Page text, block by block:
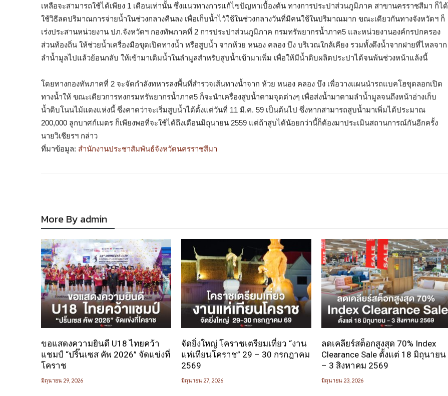
เหลือจะสามารถใช้ได้เพียง 1 เดือนเท่านั้น ซึ่งแนวทางการแก้ไขปัญหาเบื้องต้น ทางการประปาส่วนภูมิภาค สาขานครราชสีมา ก็ได้
ใช้วิธีลดปริมาณการจ่ายน้ำในช่วงกลางคืนลง เพื่อเก็บน้ำไว้ใช้ในช่วงกลางวันที่มีคนใช้ในปริมาณมาก ขณะเดียวกันทางจังหวัดฯ ก็
เร่งประสานหน่วยงาน ปภ.จังหวัดฯ กองทัพภาคที่ 2 การประปาส่วนภูมิภาค กรมทรัพยากรน้ำภาค5 และหน่วยงานองค์กรปกครอง
ส่วนท้องถิ่น ให้ช่วยน้ำเครื่องมือขุดเปิดทางน้ำ หรือสูบน้ำ จากห้วย หนอง คลอง บึง บริเวณใกล้เคียง รวมทั้งดึงน้ำจากฝายที่ไหลจาก
ลำน้ำมูลไปแล้วย้อนกลับ ให้เข้ามาเติมน้ำในลำมูลสำหรับสูบน้ำเข้ามาเพิ่ม เพื่อให้มีน้ำดิบผลิตประปาได้จนพ้นช่วงหน้าแล้งนี้
โดยทางกองทัพภาคที่ 2 จะจัดกำลังทหารลงพื้นที่สำรวจเส้นทางน้ำจาก ห้วย หนอง คลอง บึง เพื่อวางแผนนำรถแบคโฮขุดลอกเปิด
ทางน้ำให้ ขณะเดียวการทงกรมทรัพยากรน้ำภาค5 ก็จะนำเครื่องสูบน้ำตามจุดต่างๆ เพื่อส่งน้ำมาตามลำน้ำมูลจนถึงหน้าอ่างเก็บ
น้ำดิบโนนไม้แดงแห่งนี้ ซึ่งคาดว่าจะเริ่มสูบน้ำได้ตั้งแต่วันที่ 11 มี.ค. 59 เป็นต้นไป ซึ่งหากสามารถสูบน้ำมาเพิ่มได้ประมาณ
200,000 ลูกบาศก์เมตร ก็เพียงพอที่จะใช้ได้ถึงเดือนมิถุนายน 2559 แต่ถ้าสูบได้น้อยกว่านี้ก็ต้องมาประเมินสถานการณ์กันอีกครั้ง
นายวิเชียรฯ กล่าว
ที่มาข้อมูล: สำนักงานประชาสัมพันธ์จังหวัดนครราชสีมา
More By admin
ขอแสดงความยินดี U18 ไทยคว้า
แชมป์ “ปริ๊นเซส คัพ 2026” จัดแข่งที่
โคราช
มิถุนายน 29, 2026
จัดยิ่งใหญ่ โคราชเตรียมเที่ยว “งาน
แห่เทียนโคราช” 29 – 30 กรกฎาคม
2569
มิถุนายน 27, 2026
ลดเคลียร์สต็อกสูงสุด 70% Index
Clearance Sale ตั้งแต่ 18 มิถุนายน
– 3 สิงหาคม 2569
มิถุนายน 23, 2026